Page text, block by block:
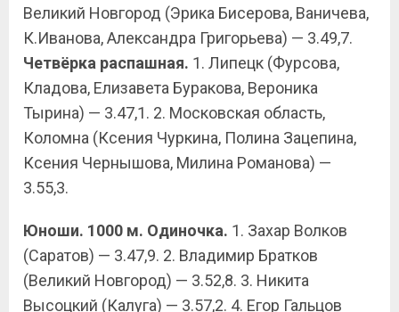
Великий Новгород (Эрика Бисерова, Ваничева,
К.Иванова, Александра Григорьева) — 3.49,7.
Четвёрка распашная. 1. Липецк (Фурсова,
Кладова, Елизавета Буракова, Вероника
Тырина) — 3.47,1. 2. Московская область,
Коломна (Ксения Чуркина, Полина Зацепина,
Ксения Чернышова, Милина Романова) —
3.55,3.
Юноши. 1000 м. Одиночка. 1. Захар Волков
(Саратов) — 3.47,9. 2. Владимир Братков
(Великий Новгород) — 3.52,8. 3. Никита
Высоцкий (Калуга) — 3.57,2. 4. Егор Гальцов